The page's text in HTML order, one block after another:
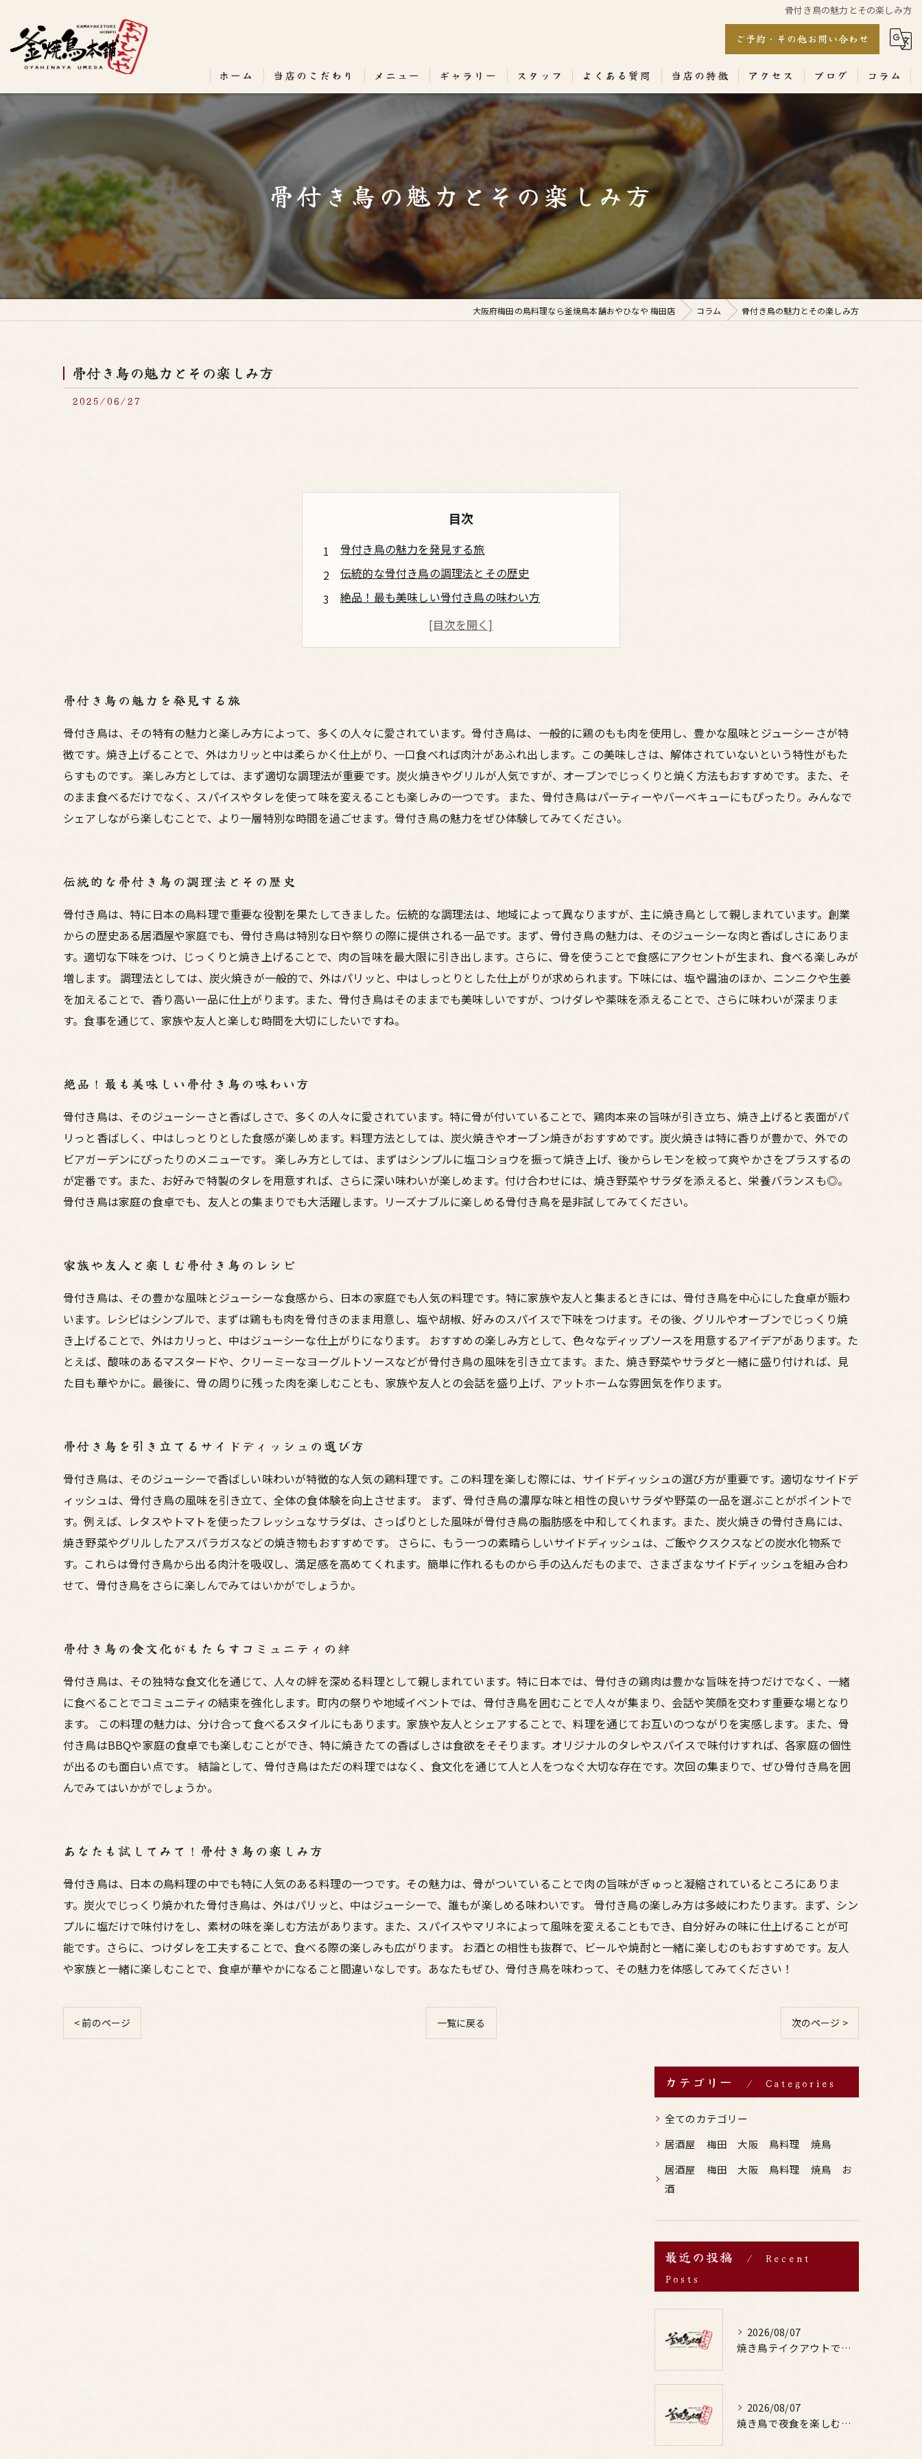
骨付き鳥の魅力とその楽しみ方
ご予約・その他お問い合わせ
ホーム 当店のこだわり メニュー ギャラリー スタッフ よくある質問 当店の特徴
居酒屋
専門店
ランチ
テイクアウト
コース
アクセス ブログ コラム
骨付き鳥の魅力とその楽しみ方
大阪府梅田の鳥料理なら釜焼鳥本舗おやひなや 梅田店 コラム 骨付き鳥の魅力とその楽しみ方
骨付き鳥の魅力とその楽しみ方
2025/06/27
目次
骨付き鳥の魅力を発見する旅
伝統的な骨付き鳥の調理法とその歴史
絶品！最も美味しい骨付き鳥の味わい方
家族や友人と楽しむ骨付き鳥のレシピ
骨付き鳥を引き立てるサイドディッシュの選び方
骨付き鳥の魅力を発見する旅
骨付き鳥は、その特有の魅力と楽しみ方によって、多くの人々に愛されています。骨付き鳥は、一般的に鶏のもも肉を使用し、豊かな風味とジューシーさが特
徴です。焼き上げることで、外はカリッと中は柔らかく仕上がり、一口食べれば肉汁があふれ出します。この美味しさは、解体されていないという特性がもた
らすものです。 楽しみ方としては、まず適切な調理法が重要です。炭火焼きやグリルが人気ですが、オーブンでじっくりと焼く方法もおすすめです。また、そ
のまま食べるだけでなく、スパイスやタレを使って味を変えることも楽しみの一つです。 また、骨付き鳥はパーティーやバーベキューにもぴったり。みんなで
シェアしながら楽しむことで、より一層特別な時間を過ごせます。骨付き鳥の魅力をぜひ体験してみてください。
伝統的な骨付き鳥の調理法とその歴史
骨付き鳥は、特に日本の鳥料理で重要な役割を果たしてきました。伝統的な調理法は、地域によって異なりますが、主に焼き鳥として親しまれています。創業
からの歴史ある居酒屋や家庭でも、骨付き鳥は特別な日や祭りの際に提供される一品です。まず、骨付き鳥の魅力は、そのジューシーな肉と香ばしさにありま
す。適切な下味をつけ、じっくりと焼き上げることで、肉の旨味を最大限に引き出します。さらに、骨を使うことで食感にアクセントが生まれ、食べる楽しみが
増します。 調理法としては、炭火焼きが一般的で、外はパリッと、中はしっとりとした仕上がりが求められます。下味には、塩や醤油のほか、ニンニクや生姜
を加えることで、香り高い一品に仕上がります。また、骨付き鳥はそのままでも美味しいですが、つけダレや薬味を添えることで、さらに味わいが深まりま
す。食事を通じて、家族や友人と楽しむ時間を大切にしたいですね。
絶品！最も美味しい骨付き鳥の味わい方
骨付き鳥は、そのジューシーさと香ばしさで、多くの人々に愛されています。特に骨が付いていることで、鶏肉本来の旨味が引き立ち、焼き上げると表面がパ
リっと香ばしく、中はしっとりとした食感が楽しめます。料理方法としては、炭火焼きやオーブン焼きがおすすめです。炭火焼きは特に香りが豊かで、外での
ビアガーデンにぴったりのメニューです。 楽しみ方としては、まずはシンプルに塩コショウを振って焼き上げ、後からレモンを絞って爽やかさをプラスするの
が定番です。また、お好みで特製のタレを用意すれば、さらに深い味わいが楽しめます。付け合わせには、焼き野菜やサラダを添えると、栄養バランスも◎。
骨付き鳥は家庭の食卓でも、友人との集まりでも大活躍します。リーズナブルに楽しめる骨付き鳥を是非試してみてください。
家族や友人と楽しむ骨付き鳥のレシピ
骨付き鳥は、その豊かな風味とジューシーな食感から、日本の家庭でも人気の料理です。特に家族や友人と集まるときには、骨付き鳥を中心にした食卓が賑わ
います。レシピはシンプルで、まずは鶏もも肉を骨付きのまま用意し、塩や胡椒、好みのスパイスで下味をつけます。その後、グリルやオーブンでじっくり焼
き上げることで、外はカリっと、中はジューシーな仕上がりになります。 おすすめの楽しみ方として、色々なディップソースを用意するアイデアがあります。た
とえば、酸味のあるマスタードや、クリーミーなヨーグルトソースなどが骨付き鳥の風味を引き立てます。また、焼き野菜やサラダと一緒に盛り付ければ、見
た目も華やかに。最後に、骨の周りに残った肉を楽しむことも、家族や友人との会話を盛り上げ、アットホームな雰囲気を作ります。
骨付き鳥を引き立てるサイドディッシュの選び方
骨付き鳥は、そのジューシーで香ばしい味わいが特徴的な人気の鶏料理です。この料理を楽しむ際には、サイドディッシュの選び方が重要です。適切なサイドデ
ィッシュは、骨付き鳥の風味を引き立て、全体の食体験を向上させます。 まず、骨付き鳥の濃厚な味と相性の良いサラダや野菜の一品を選ぶことがポイントで
す。例えば、レタスやトマトを使ったフレッシュなサラダは、さっぱりとした風味が骨付き鳥の脂肪感を中和してくれます。また、炭火焼きの骨付き鳥には、
焼き野菜やグリルしたアスパラガスなどの焼き物もおすすめです。 さらに、もう一つの素晴らしいサイドディッシュは、ご飯やクスクスなどの炭水化物系で
す。これらは骨付き鳥から出る肉汁を吸収し、満足感を高めてくれます。簡単に作れるものから手の込んだものまで、さまざまなサイドディッシュを組み合わ
せて、骨付き鳥をさらに楽しんでみてはいかがでしょうか。
骨付き鳥の食文化がもたらすコミュニティの絆
骨付き鳥は、その独特な食文化を通じて、人々の絆を深める料理として親しまれています。特に日本では、骨付きの鶏肉は豊かな旨味を持つだけでなく、一緒
に食べることでコミュニティの結束を強化します。町内の祭りや地域イベントでは、骨付き鳥を囲むことで人々が集まり、会話や笑顔を交わす重要な場となり
ます。 この料理の魅力は、分け合って食べるスタイルにもあります。家族や友人とシェアすることで、料理を通じてお互いのつながりを実感します。また、骨
付き鳥はBBQや家庭の食卓でも楽しむことができ、特に焼きたての香ばしさは食欲をそそります。オリジナルのタレやスパイスで味付けすれば、各家庭の個性
が出るのも面白い点です。 結論として、骨付き鳥はただの料理ではなく、食文化を通じて人と人をつなぐ大切な存在です。次回の集まりで、ぜひ骨付き鳥を囲
んでみてはいかがでしょうか。
あなたも試してみて！骨付き鳥の楽しみ方
骨付き鳥は、日本の鳥料理の中でも特に人気のある料理の一つです。その魅力は、骨がついていることで肉の旨味がぎゅっと凝縮されているところにありま
す。炭火でじっくり焼かれた骨付き鳥は、外はパリッと、中はジューシーで、誰もが楽しめる味わいです。 骨付き鳥の楽しみ方は多岐にわたります。まず、シン
プルに塩だけで味付けをし、素材の味を楽しむ方法があります。また、スパイスやマリネによって風味を変えることもでき、自分好みの味に仕上げることが可
能です。さらに、つけダレを工夫することで、食べる際の楽しみも広がります。 お酒との相性も抜群で、ビールや焼酎と一緒に楽しむのもおすすめです。友人
や家族と一緒に楽しむことで、食卓が華やかになること間違いなしです。あなたもぜひ、骨付き鳥を味わって、その魅力を体感してみてください！
< 前のページ 一覧に戻る 次のページ >
カテゴリー Categories
全てのカテゴリー
居酒屋 梅田 大阪 鳥料理 焼鳥
居酒屋 梅田 大阪 鳥料理 焼鳥 お
酒
最近の投稿
Recent
Posts
2026/08/07
焼き鳥テイクアウトで居酒屋気分を自宅で満喫するための賢い注文術と本数の目安
2026/08/07
焼き鳥で夜食を楽しむ適量や部位の選び方と罪悪感なしの満足テクを徹底解説